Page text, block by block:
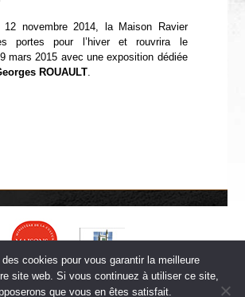
novembre 2014, la Maison Ravier
portes pour l’hiver et rouvrira le
mars 2015 avec une exposition dédiée
ROUAULT.
cookies pour vous garantir la meilleure
site web. Si vous continuez à utiliser ce site,
que vous en êtes satisfait.